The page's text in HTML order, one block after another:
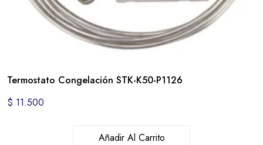
Termostato Congelación STK-K50-P1126
$ 11.500
Añadir Al Carrito